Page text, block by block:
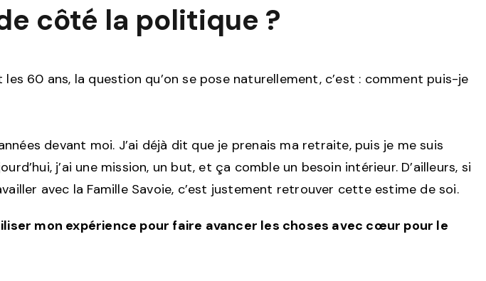
côté la politique ?
60 ans, la question qu’on se pose naturellement, c’est : comment puis-je
devant moi. J’ai déjà dit que je prenais ma retraite, puis je me suis
j’ai une mission, un but, et ça comble un besoin intérieur. D’ailleurs, si
avec la Famille Savoie, c’est justement retrouver cette estime de soi.
mon expérience pour faire avancer les choses avec cœur pour le